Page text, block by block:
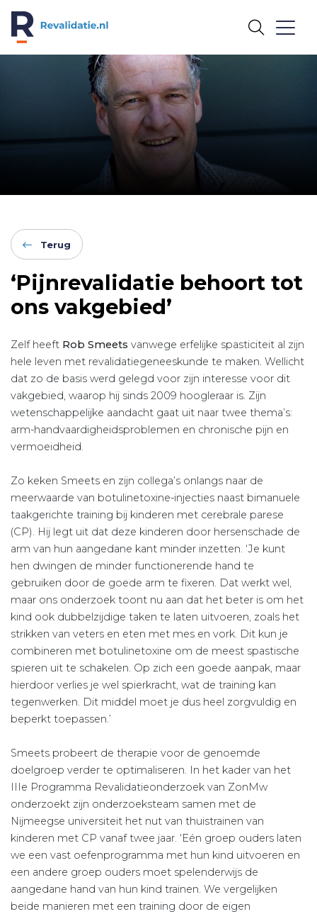
REVALIDATIE.NL
Terug
‘Pijnrevalidatie behoort tot
ons vakgebied’
Zelf heeft Rob Smeets vanwege erfelijke spasticiteit al zijn
hele leven met revalidatiegeneeskunde te maken. Wellicht
dat zo de basis werd gelegd voor zijn interesse voor dit
vakgebied, waarop hij sinds 2009 hoogleraar is. Zijn
wetenschappelijke aandacht gaat uit naar twee thema’s:
arm-handvaardigheidsproblemen en chronische pijn en
vermoeidheid.
Zo keken Smeets en zijn collega’s onlangs naar de
meerwaarde van botulinetoxine-injecties naast bimanuele
taakgerichte training bij kinderen met cerebrale parese
(CP). Hij legt uit dat deze kinderen door hersenschade de
arm van hun aangedane kant minder inzetten. ‘Je kunt
hen dwingen de minder functionerende hand te
gebruiken door de goede arm te fixeren. Dat werkt wel,
maar ons onderzoek toont nu aan dat het beter is om het
kind ook dubbelzijdige taken te laten uitvoeren, zoals het
strikken van veters en eten met mes en vork. Dit kun je
combineren met botulinetoxine om de meest spastische
spieren uit te schakelen. Op zich een goede aanpak, maar
hierdoor verlies je wel spierkracht, wat de training kan
tegenwerken. Dit middel moet je dus heel zorgvuldig en
beperkt toepassen.’
Smeets probeert de therapie voor de genoemde
doelgroep verder te optimaliseren. In het kader van het
IIIe Programma Revalidatieonderzoek van ZonMw
onderzoekt zijn onderzoeksteam samen met de
Nijmeegse universiteit het nut van thuistrainen van
kinderen met CP vanaf twee jaar. ‘Eén groep ouders laten
we een vast oefenprogramma met hun kind uitvoeren en
een andere groep ouders moet spelenderwijs de
aangedane hand van hun kind trainen. We vergelijken
beide manieren met een training door de eigen